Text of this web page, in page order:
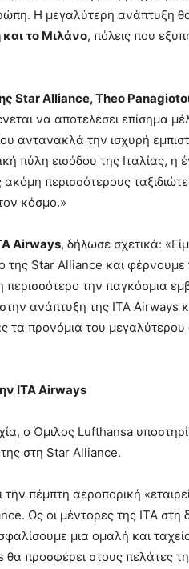
Η μεγαλύτερη ανάπτυξη
το Μιλάνο, πόλεις που
Star Alliance, Theo
να αποτελέσει επίσημα
αντανακλά την ισχυρή
πύλη εισόδου της Ιταλίας, η
περισσότερους
κόσμο.»
Airways, δήλωσε σχετικά:
της Star Alliance και φέρνουμε
την παγκόσμια
ανάπτυξη της ITA Airways
προνόμια του μεγαλύτερου
ITAAirways
ο Όμιλος Lufthansa
στη Star Alliance.
πέμπτη αεροπορική
Ως οι μέντορες της ΙΤΑ στη
μια ομαλή και
προσφέρει στους πελάτες